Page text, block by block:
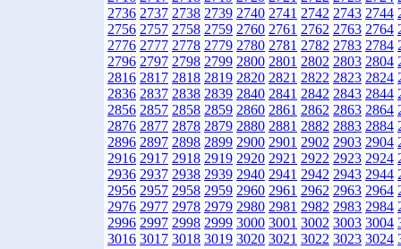
2736 2737 2738 2739 2740 2741 2742 2743 2744
2756 2757 2758 2759 2760 2761 2762 2763 2764
2776 2777 2778 2779 2780 2781 2782 2783 2784
2796 2797 2798 2799 2800 2801 2802 2803 2804
2816 2817 2818 2819 2820 2821 2822 2823 2824
2836 2837 2838 2839 2840 2841 2842 2843 2844
2856 2857 2858 2859 2860 2861 2862 2863 2864
2876 2877 2878 2879 2880 2881 2882 2883 2884
2896 2897 2898 2899 2900 2901 2902 2903 2904
2916 2917 2918 2919 2920 2921 2922 2923 2924
2936 2937 2938 2939 2940 2941 2942 2943 2944
2956 2957 2958 2959 2960 2961 2962 2963 2964
2976 2977 2978 2979 2980 2981 2982 2983 2984
2996 2997 2998 2999 3000 3001 3002 3003 3004
3016 3017 3018 3019 3020 3021 3022 3023 3024